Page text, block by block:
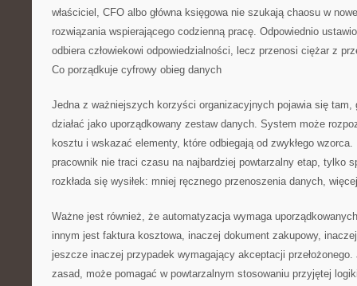
właściciel, CFO albo główna księgowa nie szukają chaosu w
rozwiązania wspierającego codzienną pracę. Odpowiednio
odbiera człowiekowi odpowiedzialności, lecz przenosi ciężar z
Co porządkuje cyfrowy obieg danych
Jedna z ważniejszych korzyści organizacyjnych pojawia się tam,
działać jako uporządkowany zestaw danych. System może
kosztu i wskazać elementy, które odbiegają od zwykłego
pracownik nie traci czasu na najbardziej powtarzalny etap, tylko
rozkłada się wysiłek: mniej ręcznego przenoszenia danych,
Ważne jest również, że automatyzacja wymaga
innym jest faktura kosztowa, inaczej dokument zakupowy,
jeszcze inaczej przypadek wymagający akceptacji
zasad, może pomagać w powtarzalnym stosowaniu przyjętej